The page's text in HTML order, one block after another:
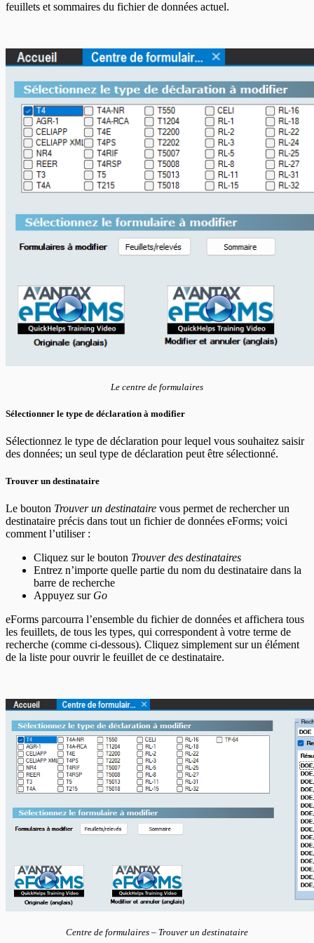
feuillets et sommaires du fichier de données actuel.
Le centre de formulaires
Sélectionner le type de déclaration à modifier
Sélectionnez le type de déclaration pour lequel vous souhaitez saisir
des données; un seul type de déclaration peut être sélectionné.
Trouver un destinataire
Le bouton Trouver un destinataire vous permet de rechercher un
destinataire précis dans tout un fichier de données eForms; voici
comment l’utiliser :
Cliquez sur le bouton Trouver des destinataires
Entrez n’importe quelle partie du nom du destinataire dans la
barre de recherche
Appuyez sur Go
eForms parcourra l’ensemble du fichier de données et affichera tous
les feuillets, de tous les types, qui correspondent à votre terme de
recherche (comme ci-dessous). Cliquez simplement sur un élément
de la liste pour ouvrir le feuillet de ce destinataire.
Centre de formulaires – Trouver un destinataire